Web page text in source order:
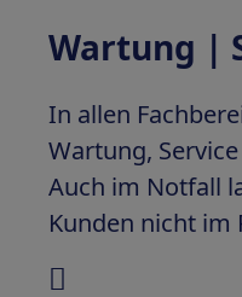
Wartung |
In allen
Wartung,
Auch im Notfall
Kunden nicht im